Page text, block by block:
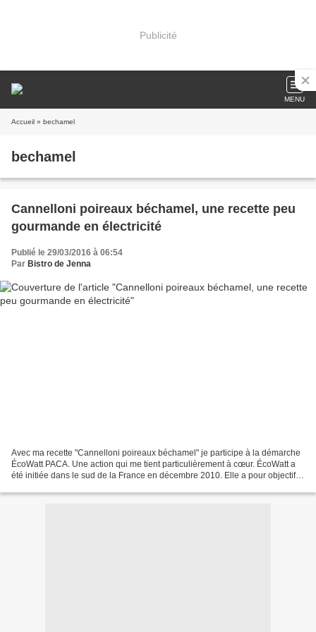
Publicité
MENU
Accueil » bechamel
bechamel
Cannelloni poireaux béchamel, une recette peu
gourmande en électricité
Publié le 29/03/2016 à 06:54
Par Bistro de Jenna
Avec ma recette "Cannelloni poireaux béchamel" je participe à la démarche
ÉcoWatt PACA. Une action qui me tient particulièrement à cœur. ÉcoWatt a
été initiée dans le sud de la France en décembre 2010. Elle a pour objectif